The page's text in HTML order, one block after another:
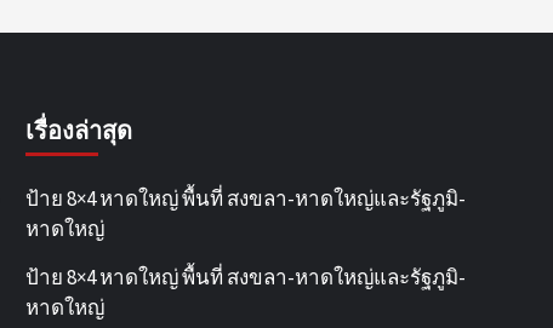
เรื่องล่าสุด
ป้าย 8×4 หาดใหญ่ พื้นที่ สงขลา-หาดใหญ่และรัฐภูมิ-
หาดใหญ่
ป้าย 8×4 หาดใหญ่ พื้นที่ สงขลา-หาดใหญ่และรัฐภูมิ-
หาดใหญ่